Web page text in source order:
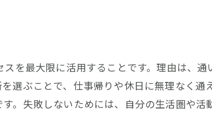
期費用や月額費用のチェックポイント
サービス内容と料金のバランスを比較検討
を最大限に活用することです。理由は、
選ぶことで、仕事帰りや休日に無理なく
。失敗しないためには、自分の生活圏や